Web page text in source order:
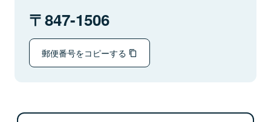
847-1506
郵便番号をコピーする